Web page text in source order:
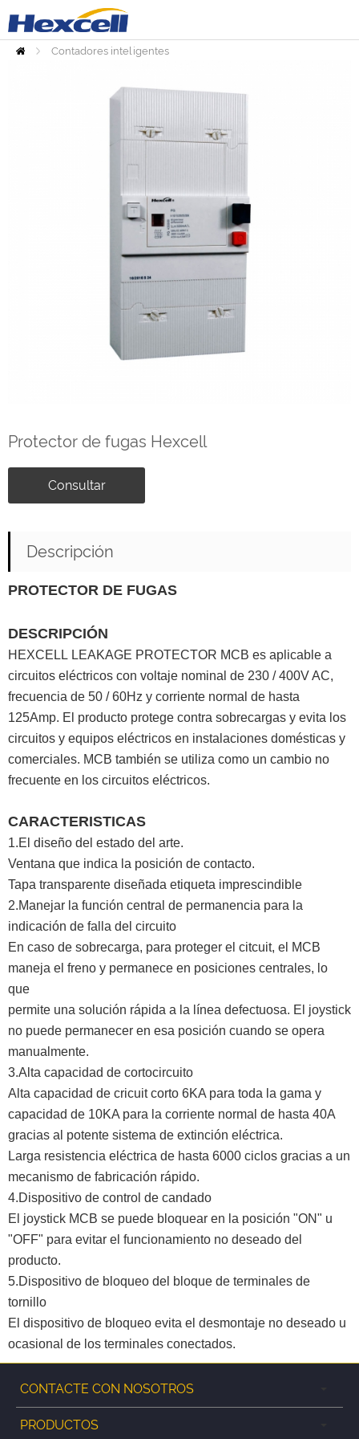
Inicio
Contadores inteligentes
Protector de fugas Hexcell
Consultar
Descripción
PROTECTOR DE FUGAS
DESCRIPCIÓN
HEXCELL LEAKAGE PROTECTOR MCB es aplicable a
circuitos eléctricos con voltaje nominal de 230 / 400V AC,
frecuencia de 50 / 60Hz y corriente normal de hasta
125Amp. El producto protege contra sobrecargas y evita los
circuitos y equipos eléctricos en instalaciones domésticas y
comerciales. MCB también se utiliza como un cambio no
frecuente en los circuitos eléctricos.
CARACTERISTICAS
1.El diseño del estado del arte.
Ventana que indica la posición de contacto.
Tapa transparente diseñada etiqueta imprescindible
2.Manejar la función central de permanencia para la
indicación de falla del circuito
En caso de sobrecarga, para proteger el citcuit, el MCB
maneja el freno y permanece en posiciones centrales, lo
que
permite una solución rápida a la línea defectuosa. El joystick
no puede permanecer en esa posición cuando se opera
manualmente.
3.Alta capacidad de cortocircuito
Alta capacidad de cricuit corto 6KA para toda la gama y
capacidad de 10KA para la corriente normal de hasta 40A
gracias al potente sistema de extinción eléctrica.
Larga resistencia eléctrica de hasta 6000 ciclos gracias a un
mecanismo de fabricación rápido.
4.Dispositivo de control de candado
El joystick MCB se puede bloquear en la posición "ON" u
"OFF" para evitar el funcionamiento no deseado del
producto.
5.Dispositivo de bloqueo del bloque de terminales de
tornillo
El dispositivo de bloqueo evita el desmontaje no deseado u
ocasional de los terminales conectados.
CONTACTE CON NOSOTROS
PRODUCTOS